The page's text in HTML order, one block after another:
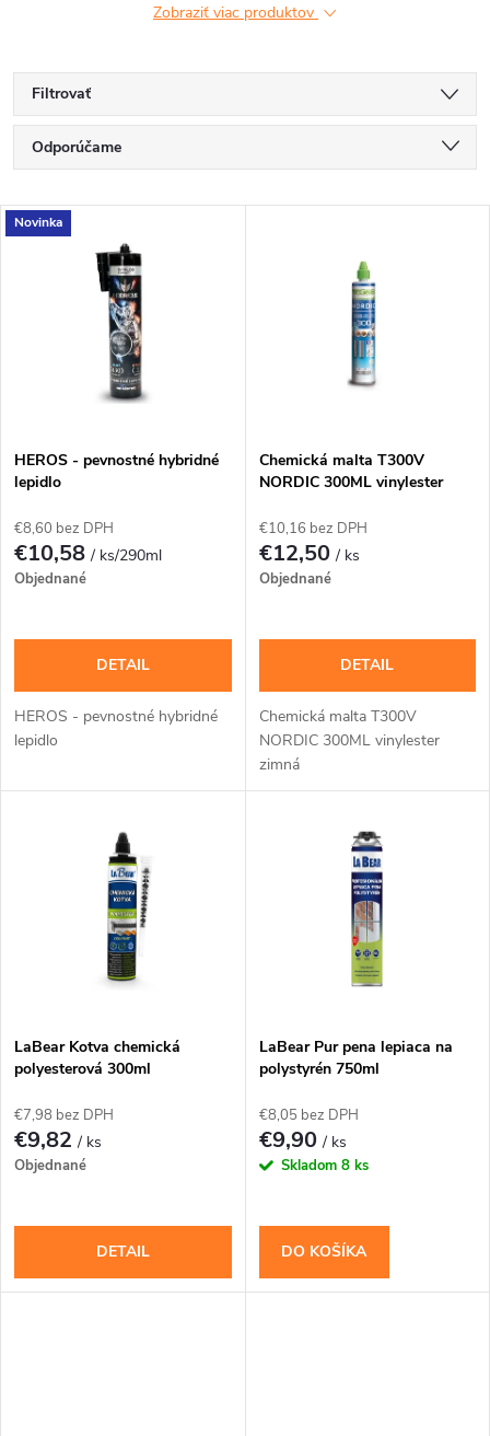
Zobraziť viac produktov
Filtrovať
R
a
e
p
r
o
d
u
k
Odporúčame
Najdrahšie
Najpredávanejšie
V
s
p
r
u
k
Novinka
HEROS - pevnostné hybridné
lepidlo
€8,60 bez DPH
€10,58/ ks/290ml
Objednané
DETAIL
HEROS - pevnostné hybridné
lepidlo
Chemická malta T300V
NORDIC 300ML vinylester
€10,16 bez DPH
€12,50/ ks
Objednané
DETAIL
Chemická malta T300V
NORDIC 300ML vinylester
zimná
LaBear Kotva chemická
polyesterová 300ml
€7,98 bez DPH
€9,82/ ks
Objednané
DETAIL
LaBear Pur pena lepiaca na
polystyrén 750ml
€8,05 bez DPH
€9,90/ ks
Skladom 8 ks
DO KOŠÍKA